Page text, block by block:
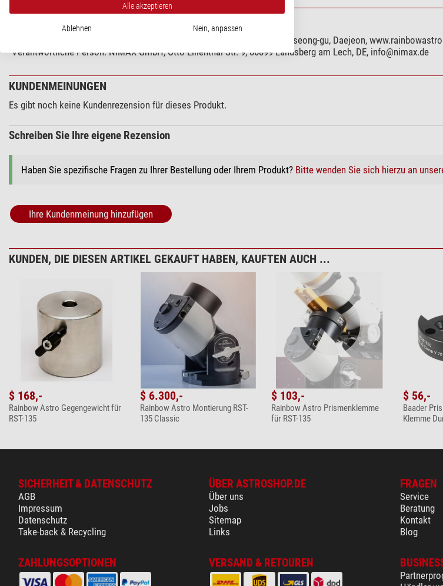
PRODUKTSICHERHEIT
RainbowAstro Co. LtD. , 10-19, Expo-ro 339beon-gil, 34122 Yuseong-gu, Daejeon,
Verantwortliche Person: NIMAX GmbH, Otto-Lilienthal-Str. 9, 86899 Landsberg am Lech, DE, info@nimax.de
KUNDENMEINUNGEN
Es gibt noch keine Kundenrezension für dieses Produkt.
Schreiben Sie Ihre eigene Rezension
Haben Sie spezifische Fragen zu Ihrer Bestellung oder Ihrem Produkt? Bitte wenden Sie sich hierzu an
Ihre Kundenmeinung hinzufügen
KUNDEN, DIE DIESEN ARTIKEL GEKAUFT HABEN, KAUFTEN AUCH ...
$ 168,-
Rainbow Astro Gegengewicht für
RST-135
$ 6.300,-
Rainbow Astro Montierung RST-
135 Classic
$ 103,-
Rainbow Astro Prismenklemme
für RST-135
$ 56,-
Baader
Klemme
SICHERHEIT & DATENSCHUTZ
AGB
Impressum
Datenschutz
Take-back & Recycling
ÜBER ASTROSHOP.DE
Über uns
Jobs
Sitemap
Links
FRAGEN
Service
Beratung
Kontakt
Blog
ZAHLUNGSOPTIONEN VERSAND & RETOUREN
Alle akzeptieren
Ablehnen Nein, anpassen